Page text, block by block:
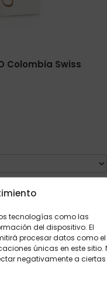
tecnologías como las
del dispositivo. El
procesar datos como el
únicas en este sitio.
negativamente a ciertas
Colombia Swiss